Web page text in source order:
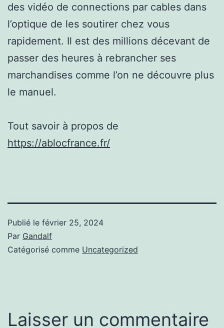
des vidéo de connections par cables dans
l’optique de les soutirer chez vous
rapidement. Il est des millions décevant de
passer des heures à rebrancher ses
marchandises comme l’on ne découvre plus
le manuel.
Tout savoir à propos de
https://ablocfrance.fr/
Publié le février 25, 2024
Par Gandalf
Catégorisé comme Uncategorized
Laisser un commentaire